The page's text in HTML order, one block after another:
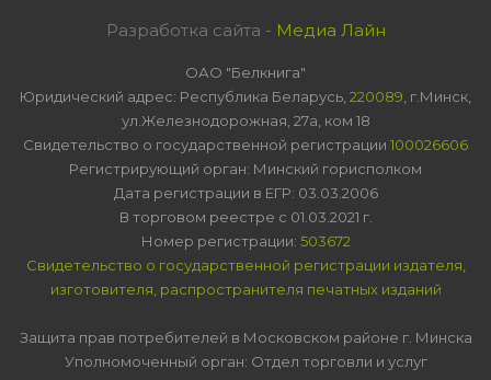
Разработка сайта - Медиа Лайн
ОАО "Белкнига"
Юридический адрес: Республика Беларусь, 220089 , г.Минск,
ул.Железнодорожная, 27а, ком 18
Свидетельство о государственной регистрации 100026606
Регистрирующий орган: Минский горисполком
Дата регистрации в ЕГР: 03.03.2006
В торговом реестре с 01.03.2021 г.
Номер регистрации: 503672
Свидетельство о государственной регистрации издателя,
изготовителя, распространителя печатных изданий
Защита прав потребителей в Московском районе г. Минска
Уполномоченный орган: Отдел торговли и услуг